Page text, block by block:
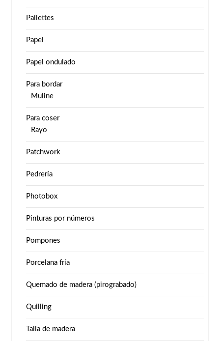
Pailettes
Papel
Papel ondulado
Para bordar
Muline
Para coser
Rayo
Patchwork
Pedrería
Photobox
Pinturas por números
Pompones
Porcelana fría
Quemado de madera (pirograbado)
Quilling
Talla de madera